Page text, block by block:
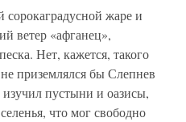
жаре и
ветер «афганец»,
Нет, кажется, такого
приземлялся бы Слепнев
пустыни и оазисы,
что мог свободно